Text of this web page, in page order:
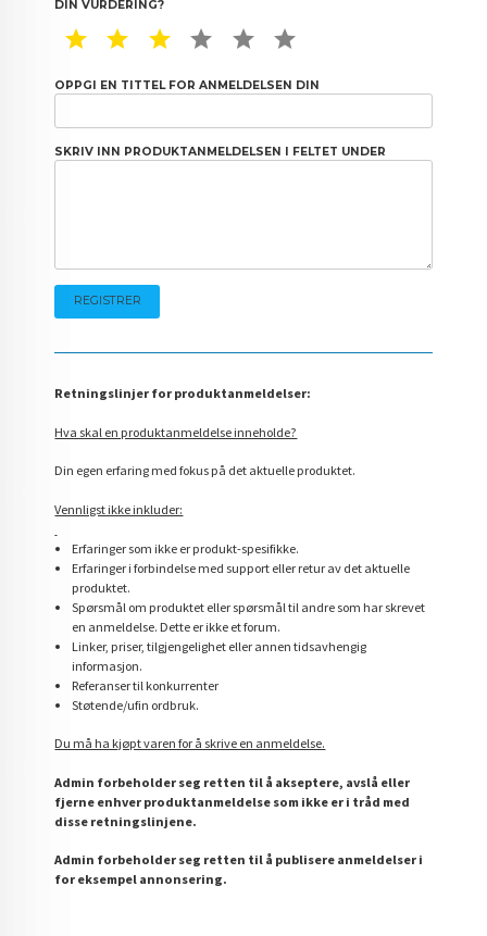
DIN VURDERING?
1 STAR2 STAR3 STAR4 STAR5 STAR
OPPGI EN TITTEL FOR ANMELDELSEN DIN
SKRIV INN PRODUKTANMELDELSEN I FELTET UNDER
Retningslinjer for produktanmeldelser:
Hva skal en produktanmeldelse inneholde?
Din egen erfaring med fokus på det aktuelle produktet.
Vennligst ikke inkluder:
Erfaringer som ikke er produkt-spesifikke.
Erfaringer i forbindelse med support eller retur av det aktuelle
produktet.
Spørsmål om produktet eller spørsmål til andre som har skrevet
en anmeldelse. Dette er ikke et forum.
Linker, priser, tilgjengelighet eller annen tidsavhengig
informasjon.
Referanser til konkurrenter
Støtende/ufin ordbruk.
Du må ha kjøpt varen for å skrive en anmeldelse.
Admin forbeholder seg retten til å akseptere, avslå eller
fjerne enhver produktanmeldelse som ikke er i tråd med
disse retningslinjene.
Admin forbeholder seg retten til å publisere anmeldelser i
for eksempel annonsering.